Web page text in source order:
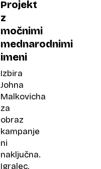
Projekt
z
močnimi
mednarodnimi
imeni
Izbira
Johna
Malkovicha
za
obraz
kampanje
ni
naključna.
Igralec,